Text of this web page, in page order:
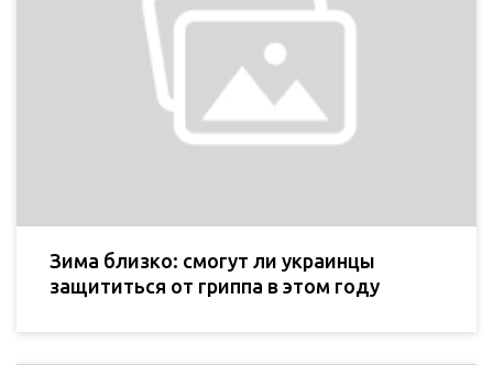
Зима близко: смогут ли украинцы
защититься от гриппа в этом году